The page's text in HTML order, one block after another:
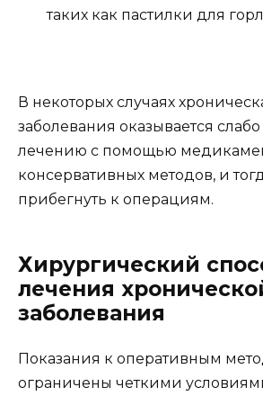
таких как пастилки для
В некоторых случаях
заболевания оказывается
лечению с помощью
консервативных методов, и
прибегнуть к операциям.
Хирургический
лечения
заболевания
Показания к оперативным
ограничены четкими